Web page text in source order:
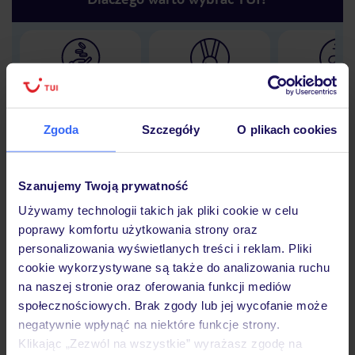
Zgoda Szczegóły O plikach cookies
Szanujemy Twoją prywatność
Używamy technologii takich jak pliki cookie w celu
poprawy komfortu użytkowania strony oraz
personalizowania wyświetlanych treści i reklam. Pliki
cookie wykorzystywane są także do analizowania ruchu
na naszej stronie oraz oferowania funkcji mediów
społecznościowych. Brak zgody lub jej wycofanie może
negatywnie wpłynąć na niektóre funkcje strony.
Klikając „Zezwól na wszystkie” wyrażasz zgodę na
Lider niskich cen 30 lat w
Hotel
Opinie
Pokoje